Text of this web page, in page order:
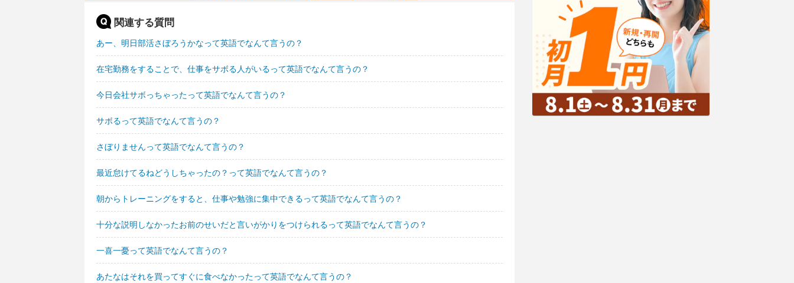
関連する質問
あー、明日部活さぼろうかなって英語でなんて言うの？
在宅勤務をすることで、仕事をサボる人がいるって英語でなんて言うの？
今日会社サボっちゃったって英語でなんて言うの？
サボるって英語でなんて言うの？
さぼりませんって英語でなんて言うの？
最近怠けてるねどうしちゃったの？って英語でなんて言うの？
朝からトレーニングをすると、仕事や勉強に集中できるって英語でなんて言うの？
十分な説明しなかったお前のせいだと言いがかりをつけられるって英語でなんて言うの？
一喜一憂って英語でなんて言うの？
あたなはそれを買ってすぐに食べなかったって英語でなんて言うの？